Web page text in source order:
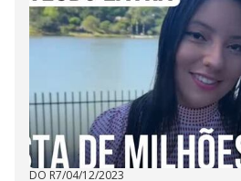
DO R7/04/12/2023